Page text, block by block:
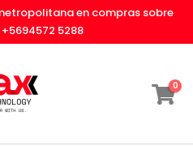
en compras sobre
+5694572 5288
0